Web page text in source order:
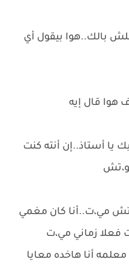
بالك..هوا بيقول أي
هوا قال إيه
يا أستاذ..إن أنته كنت
مي،ت..أنا كان مغمي
فعلا زماني مي،ت
أنا هاخده معايا